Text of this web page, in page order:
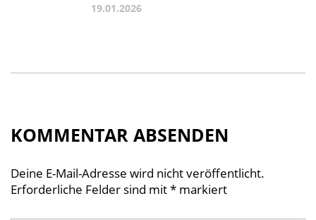
19.01.2026
KOMMENTAR ABSENDEN
Deine E-Mail-Adresse wird nicht veröffentlicht.
Erforderliche Felder sind mit* markiert